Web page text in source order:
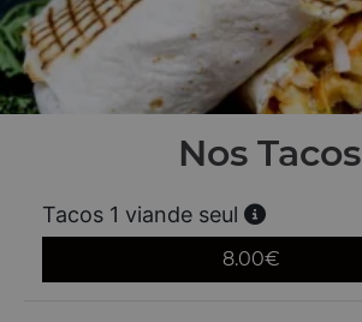
Nos Tacos
Tacos 1 viande seul
8.00€